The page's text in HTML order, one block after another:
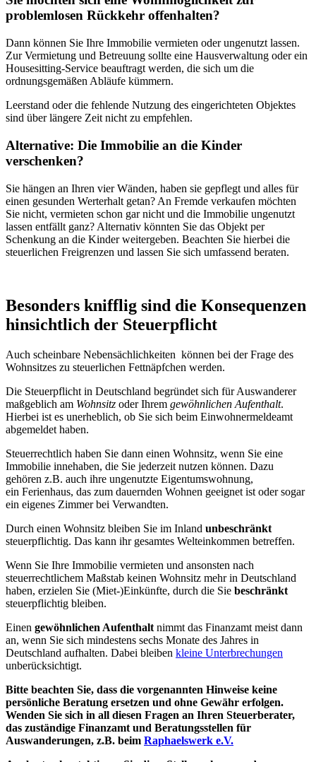
problemlosen Rückkehr offenhalten?
Dann können Sie Ihre Immobilie vermieten oder ungenutzt lassen.
Zur Vermietung und Betreuung sollte eine Hausverwaltung oder ein
Housesitting-Service beauftragt werden, die sich um die
ordnungsgemäßen Abläufe kümmern.
Leerstand oder die fehlende Nutzung des eingerichteten Objektes
sind über längere Zeit nicht zu empfehlen.
Alternative: Die Immobilie an die Kinder
verschenken?
Sie hängen an Ihren vier Wänden, haben sie gepflegt und alles für
einen gesunden Werterhalt getan? An Fremde verkaufen möchten
Sie nicht, vermieten schon gar nicht und die Immobilie ungenutzt
lassen entfällt ganz? Alternativ könnten Sie das Objekt per
Schenkung an die Kinder weitergeben. Beachten Sie hierbei die
steuerlichen Freigrenzen und lassen Sie sich umfassend beraten.
Besonders knifflig sind die Konsequenzen
hinsichtlich der Steuerpflicht
Auch scheinbare Nebensächlichkeiten können bei der Frage des
Wohnsitzes zu steuerlichen Fettnäpfchen werden.
Die Steuerpflicht in Deutschland begründet sich für Auswanderer
maßgeblich am Wohnsitz oder Ihrem gewöhnlichen Aufenthalt.
Hierbei ist es unerheblich, ob Sie sich beim Einwohnermeldeamt
abgemeldet haben.
Steuerrechtlich haben Sie dann einen Wohnsitz, wenn Sie eine
Immobilie innehaben, die Sie jederzeit nutzen können. Dazu
gehören z.B. auch ihre ungenutzte Eigentumswohnung,
ein Ferienhaus, das zum dauernden Wohnen geeignet ist oder sogar
ein eigenes Zimmer bei Verwandten.
Durch einen Wohnsitz bleiben Sie im Inland unbeschränkt
steuerpflichtig. Das kann ihr gesamtes Welteinkommen betreffen.
Wenn Sie Ihre Immobilie vermieten und ansonsten nach
steuerrechtlichem Maßstab keinen Wohnsitz mehr in Deutschland
haben, erzielen Sie (Miet-)Einkünfte, durch die Sie beschränkt
steuerpflichtig bleiben.
Einen gewöhnlichen Aufenthalt nimmt das Finanzamt meist dann
an, wenn Sie sich mindestens sechs Monate des Jahres in
Deutschland aufhalten. Dabei bleiben kleine Unterbrechungen
unberücksichtigt.
Bitte beachten Sie, dass die vorgenannten Hinweise keine
persönliche Beratung ersetzen und ohne Gewähr erfolgen.
Wenden Sie sich in all diesen Fragen an Ihren Steuerberater,
das zuständige Finanzamt und Beratungsstellen für
Auswanderungen, z.B. beim Raphaelswerk e.V.